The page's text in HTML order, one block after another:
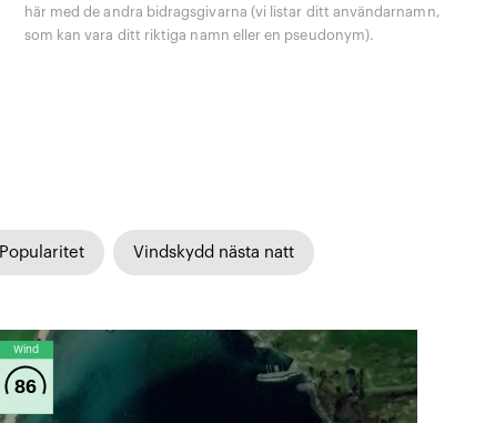
här med de andra bidragsgivarna (vi listar ditt användarnamn,
som kan vara ditt riktiga namn eller en pseudonym).
Popularitet Vindskydd nästa natt
Wind
86